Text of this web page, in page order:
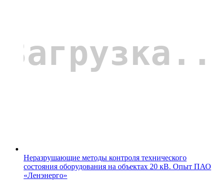
Неразрушающие методы контроля технического
состояния оборудования на объектах 20 кВ. Опыт ПАО
«Ленэнерго»